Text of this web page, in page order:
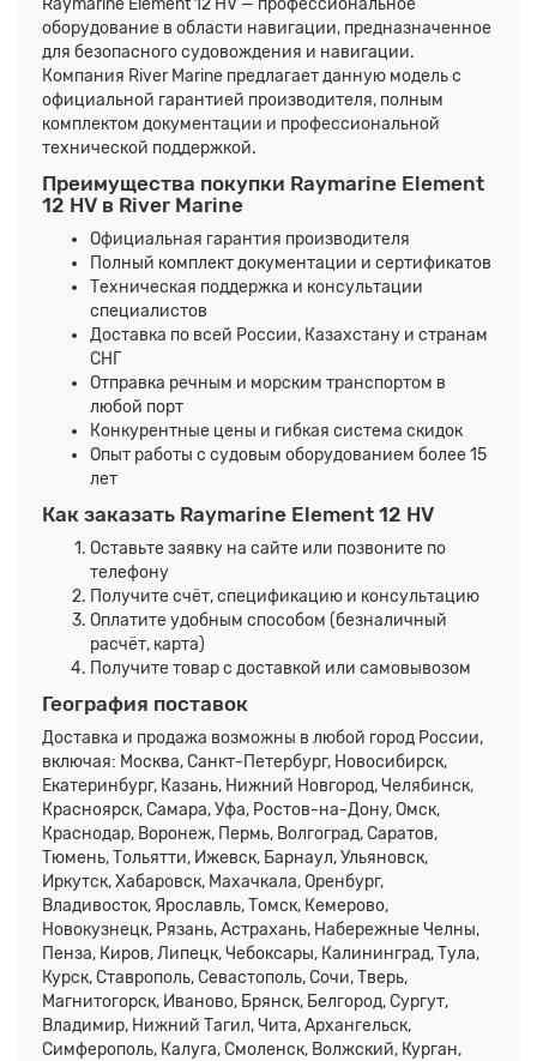
Raymarine Element 12 HV — профессиональное
оборудование в области навигации, предназначенное
для безопасного судовождения и навигации.
Компания River Marine предлагает данную модель с
официальной гарантией производителя, полным
комплектом документации и профессиональной
технической поддержкой.
Преимущества покупки Raymarine Element
12 HV в River Marine
Официальная гарантия производителя
Полный комплект документации и сертификатов
Техническая поддержка и консультации
специалистов
Доставка по всей России, Казахстану и странам
СНГ
Отправка речным и морским транспортом в
любой порт
Конкурентные цены и гибкая система скидок
Опыт работы с судовым оборудованием более 15
лет
Как заказать Raymarine Element 12 HV
Оставьте заявку на сайте или позвоните по
телефону
Получите счёт, спецификацию и консультацию
Оплатите удобным способом (безналичный
расчёт, карта)
Получите товар с доставкой или самовывозом
География поставок
Доставка и продажа возможны в любой город России,
включая: Москва, Санкт-Петербург, Новосибирск,
Екатеринбург, Казань, Нижний Новгород, Челябинск,
Красноярск, Самара, Уфа, Ростов-на-Дону, Омск,
Краснодар, Воронеж, Пермь, Волгоград, Саратов,
Тюмень, Тольятти, Ижевск, Барнаул, Ульяновск,
Иркутск, Хабаровск, Махачкала, Оренбург,
Владивосток, Ярославль, Томск, Кемерово,
Новокузнецк, Рязань, Астрахань, Набережные Челны,
Пенза, Киров, Липецк, Чебоксары, Калининград, Тула,
Курск, Ставрополь, Севастополь, Сочи, Тверь,
Магнитогорск, Иваново, Брянск, Белгород, Сургут,
Владимир, Нижний Тагил, Чита, Архангельск,
Симферополь, Калуга, Смоленск, Волжский, Курган,